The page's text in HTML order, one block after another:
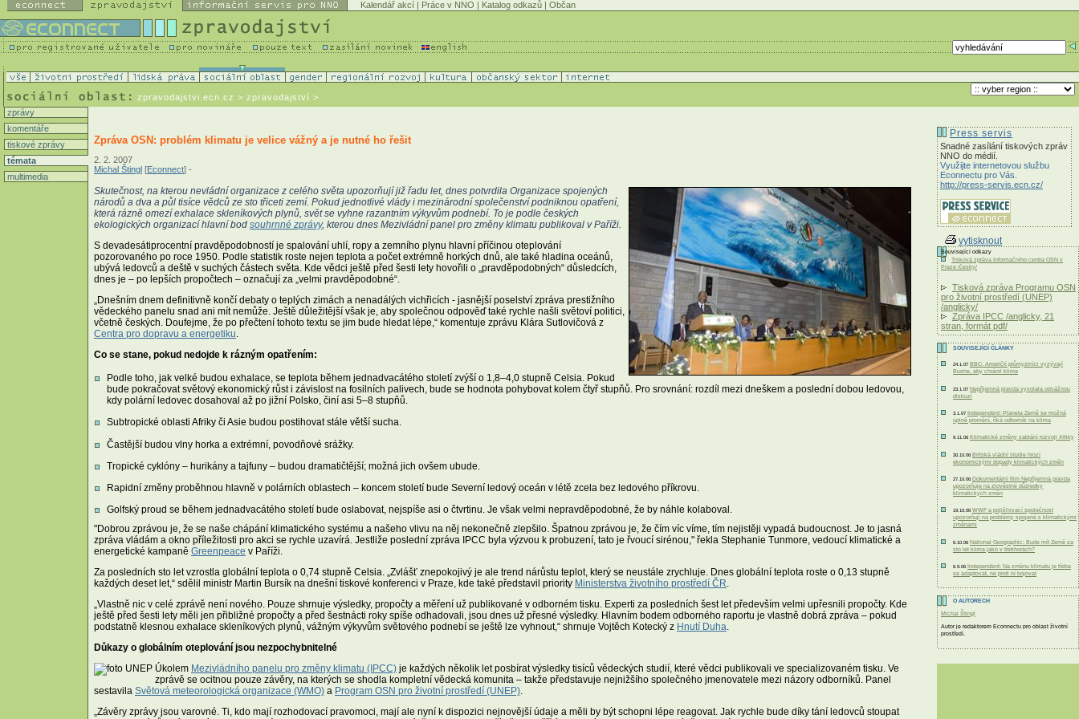
Kalendář akcí | Práce v NNO | Katalog odkazů | Občan
zpravodajstvi.ecn.cz > zpravodajství >
zprávy
komentáře
tiskové zprávy
témata
multimedia
Zpráva OSN: problém klimatu je velice vážný a je nutné ho řešit
2. 2. 2007
Michal Štingl [Econnect] -
Skutečnost, na kterou nevládní organizace z celého světa upozorňují již řadu let, dnes potvrdila Organizace spojených
národů a dva a půl tisíce vědců ze sto třiceti zemí. Pokud jednotlivé vlády i mezinárodní společenství podniknou opatření,
která rázně omezí exhalace skleníkových plynů, svět se vyhne razantním výkyvům podnebí. To je podle českých
ekologických organizací hlavní bod souhrnné zprávy, kterou dnes Mezivládní panel pro změny klimatu publikoval v Paříži.
S devadesátiprocentní pravděpodobností je spalování uhlí, ropy a zemního plynu hlavní příčinou oteplování
pozorovaného po roce 1950. Podle statistik roste nejen teplota a počet extrémně horkých dnů, ale také hladina oceánů,
ubývá ledovců a deště v suchých částech světa. Kde vědci ještě před šesti lety hovořili o „pravděpodobných“ důsledcích,
dnes je – po lepších propočtech – označují za „velmi pravděpodobné“.
„Dnešním dnem definitivně končí debaty o teplých zimách a nenadálých vichřicích - jasnější poselství zpráva prestižního
vědeckého panelu snad ani mít nemůže. Ještě důležitější však je, aby společnou odpověď také rychle našli světoví politici,
včetně českých. Doufejme, že po přečtení tohoto textu se jim bude hledat lépe,“ komentuje zprávu Klára Sutlovičová z
Centra pro dopravu a energetiku
Co se stane, pokud nedojde k rázným opatřením:
Podle toho, jak velké budou exhalace, se teplota během jednadvacátého století zvýší o 1,8–4,0 stupně Celsia. Pokud
bude pokračovat světový ekonomický růst i závislost na fosilních palivech, bude se hodnota pohybovat kolem čtyř stupňů. Pro srovnání: rozdíl mezi dneškem a poslední dobou ledovou,
kdy polární ledovec dosahoval až po jižní Polsko, činí asi 5–8 stupňů.
Subtropické oblasti Afriky či Asie budou postihovat stále větší sucha.
Častější budou vlny horka a extrémní, povodňové srážky.
Tropické cyklóny – hurikány a tajfuny – budou dramatičtější; možná jich ovšem ubude.
Rapidní změny proběhnou hlavně v polárních oblastech – koncem století bude Severní ledový oceán v létě zcela bez ledového příkrovu.
Golfský proud se během jednadvacátého století bude oslabovat, nejspíše asi o čtvrtinu. Je však velmi nepravděpodobné, že by náhle kolaboval.
"Dobrou zprávou je, že se naše chápání klimatického systému a našeho vlivu na něj nekonečně zlepšilo. Špatnou zprávou je, že čím víc víme, tím nejistěji vypadá budoucnost. Je to jasná
zpráva vládám a okno příležitosti pro akci se rychle uzavírá. Jestliže poslední zpráva IPCC byla výzvou k probuzení, tato je řvoucí sirénou," řekla Stephanie Tunmore, vedoucí klimatické a
energetické kampaně Greenpeace v Paříži.
Za posledních sto let vzrostla globální teplota o 0,74 stupně Celsia. „Zvlášť znepokojivý je ale trend nárůstu teplot, který se neustále zrychluje. Dnes globální teplota roste o 0,13 stupně
každých deset let,“ sdělil ministr Martin Bursík na dnešní tiskové konferenci v Praze, kde také představil priority Ministerstva životního prostředí ČR
„Vlastně nic v celé zprávě není nového. Pouze shrnuje výsledky, propočty a měření už publikované v odborném tisku. Experti za posledních šest let především velmi upřesnili propočty. Kde
ještě před šesti lety měli jen přibližné propočty a před šestnácti roky spíše odhadovali, jsou dnes už přesné výsledky. Hlavním bodem odborného raportu je vlastně dobrá zpráva – pokud
podstatně klesnou exhalace skleníkových plynů, vážným výkyvům světového podnebí se ještě lze vyhnout,“ shrnuje Vojtěch Kotecký z Hnutí Duha
Důkazy o globálním oteplování jsou nezpochybnitelné
Úkolem Mezivládního panelu pro změny klimatu (IPCC) je každých několik let posbírat výsledky tisíců vědeckých studií, které vědci publikovali ve specializovaném tisku. Ve
zprávě se ocitnou pouze závěry, na kterých se shodla kompletní vědecká komunita – takže představuje nejnižšího společného jmenovatele mezi názory odborníků. Panel
sestavila Světová meteorologická organizace (WMO) a Program OSN pro životní prostředí (UNEP)
„Závěry zprávy jsou varovné. Ti, kdo mají rozhodovací pravomoci, mají ale nyní k dispozici nejnovější údaje a měli by být schopni lépe reagovat. Jak rychle bude díky tání ledovců stoupat
Press servis
Snadné zasílání tiskových zpráv
NNO do médií.
Využijte internetovou službu
Econnectu pro Vás.
http://press-servis.ecn.cz/
vytisknout
Související odkazy
Tisková zpráva Informačního centra OSN v
Praze /česky/
Tisková zpráva Programu OSN
pro životní prostředí (UNEP)
/anglicky/
Zpráva IPCC /anglicky, 21
stran, formát pdf/
SOUVISEJÍCÍ ČLÁNKY
24.1.07 BBC: Američtí průmyslníci vyzývají
Bushe, aby chránil klima
23.1.07 Nepříjemná pravda vyvolala odvážnou
diskuzi
3.1.07 Independent: Planeta Země se možná
úplně promění, říká odborník na klima
9.11.06 Klimatické změny zabrání rozvoji Afriky
30.10.06 Britská vládní studie hrozí
ekonomickými dopady klimatických změn
27.10.06 Dokumentární film Nepříjemná pravda
upozorňuje na zlověstné důsledky
klimatických změn
19.10.06 WWF a pojišťovací společnost
upozorňují na problémy spojené s klimatickými
změnami
6.10.06 National Geographic: Bude mít Země za
sto let klima jako v třetihorách?
6.9.06 Independent: Na změnu klimatu je třeba
se adaptovat, ne proti ní bojovat
O AUTORECH
Michal Štingl
Autor je redaktorem Econnectu pro oblast životní
prostředí.